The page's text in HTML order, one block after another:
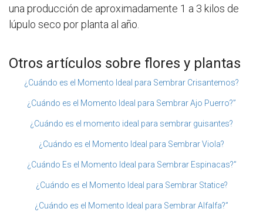
una producción de aproximadamente 1 a 3 kilos de
lúpulo seco por planta al año.
Otros artículos sobre flores y plantas
¿Cuándo es el Momento Ideal para Sembrar Crisantemos?
¿Cuándo es el Momento Ideal para Sembrar Ajo Puerro?”
¿Cuándo es el momento ideal para sembrar guisantes?
¿Cuándo es el Momento Ideal para Sembrar Viola?
¿Cuándo Es el Momento Ideal para Sembrar Espinacas?”
¿Cuándo es el Momento Ideal para Sembrar Statice?
¿Cuándo es el Momento Ideal para Sembrar Alfalfa?”